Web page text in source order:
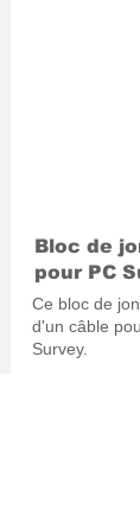
Bloc de
pour PC
Ce bloc de
d'un câble
Survey.